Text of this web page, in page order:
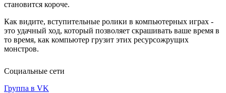
становится короче.
Как видите, вступительные ролики в компьютерных играх -
это удачный ход, который позволяет скрашивать ваше время в
то время, как компьютер грузит этих ресурсожрущих
монстров.
Социальные сети
Группа в VK